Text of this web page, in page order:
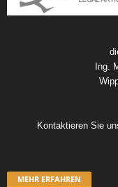
Ing.
Kontaktieren Sie
MEHR ERFAHREN